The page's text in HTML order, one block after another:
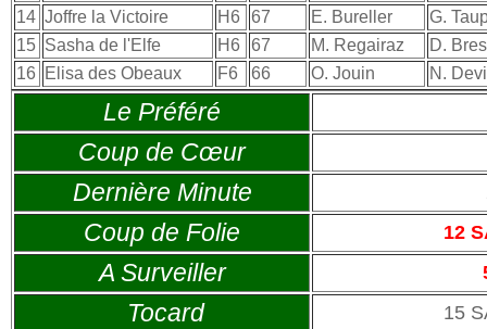
14 Joffre la Victoire H6 67 E. Bureller
G.
15 Sasha de l'Elfe H6 67 M. Regairaz
D.
16
Elisa des Obeaux F6 66 O. Jouin N.
Le Préféré
Coup de Cœur
Dernière Minute
Coup de Folie 12
A Surveiller
Tocard 15